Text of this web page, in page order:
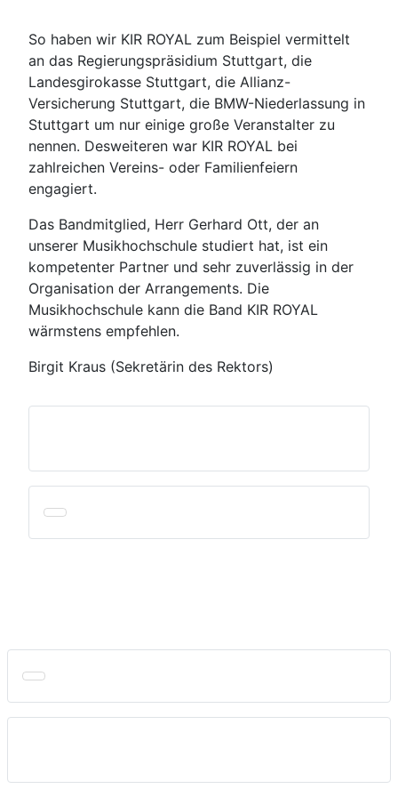
So haben wir KIR ROYAL zum Beispiel vermittelt
an das Regierungspräsidium Stuttgart, die
Landesgirokasse Stuttgart, die Allianz-
Versicherung Stuttgart, die BMW-Niederlassung in
Stuttgart um nur einige große Veranstalter zu
nennen. Desweiteren war KIR ROYAL bei
zahlreichen Vereins- oder Familienfeiern
engagiert.
Das Bandmitglied, Herr Gerhard Ott, der an
unserer Musikhochschule studiert hat, ist ein
kompetenter Partner und sehr zuverlässig in der
Organisation der Arrangements. Die
Musikhochschule kann die Band KIR ROYAL
wärmstens empfehlen.
Birgit Kraus (Sekretärin des Rektors)